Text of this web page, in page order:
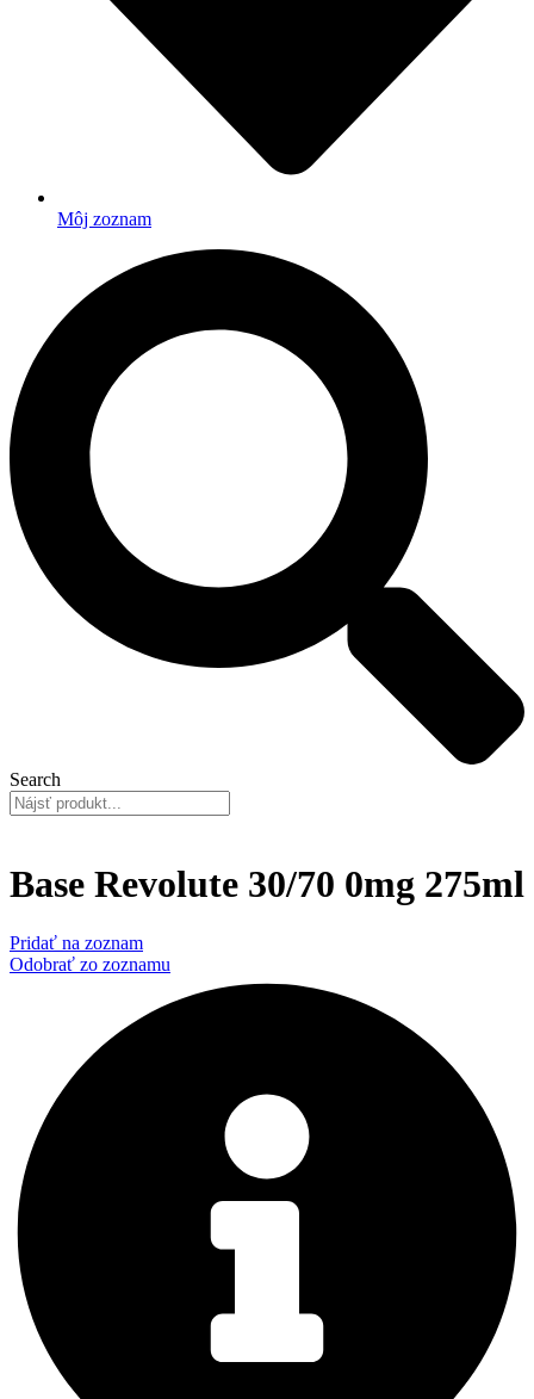
Môj zoznam
Search
Base Revolute 30/70 0mg 275ml
Pridať na zoznam
Odobrať zo zoznamu